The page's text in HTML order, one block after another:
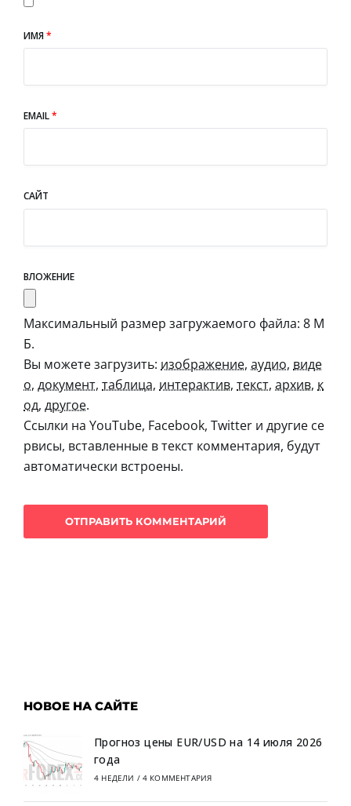
ИМЯ*
EMAIL*
САЙТ
ВЛОЖЕНИЕ
Максимальный размер загружаемого файла: 8 М
Б.
Вы можете загрузить: изображение, аудио, виде
о, документ, таблица, интерактив, текст, архив, к
од, другое.
Ссылки на YouTube, Facebook, Twitter и другие се
рвисы, вставленные в текст комментария, будут
автоматически встроены.
НОВОЕ НА САЙТЕ
Прогноз цены EUR/USD на 14 июля 2026
года
4 НЕДЕЛИ / 4 КОММЕНТАРИЯ